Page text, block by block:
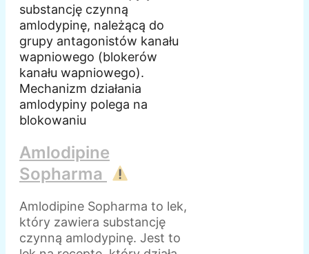
substancję czynną
amlodypinę, należącą do
grupy antagonistów kanału
wapniowego (blokerów
kanału wapniowego).
Mechanizm działania
amlodypiny polega na
blokowaniu
Amlodipine
Sopharma
Amlodipine Sopharma to lek,
który zawiera substancję
czynną amlodypinę. Jest to